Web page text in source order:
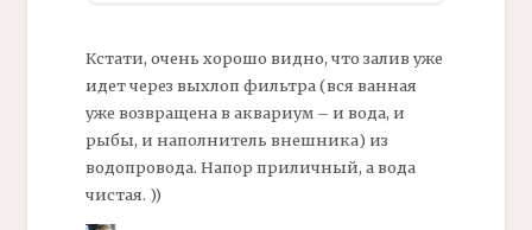
Кстати, очень хорошо видно, что залив уже
идет через выхлоп фильтра(вся ванная
уже возвращена в аквариум – и вода, и
рыбы, и наполнитель внешника) из
водопровода. Напор приличный, а вода
чистая. ))